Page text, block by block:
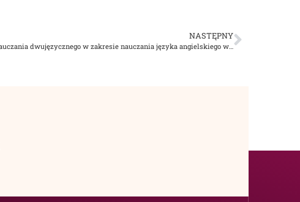
NASTĘPNY
Rekrutacja do projektu „Wprowadzenie nauczania dwujęzycznego w zakresie nauczania języka angielskiego w OWP w gminie Dąbrowa Tarnowska”